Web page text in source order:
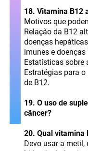
18. Vitamina B12
Motivos que
Relação da B12
doenças
imunes e
Estatísticas sobre
Estratégias para
de B12.
19. O uso de
câncer?
20. Qual vitamina
Devo usar a metil,